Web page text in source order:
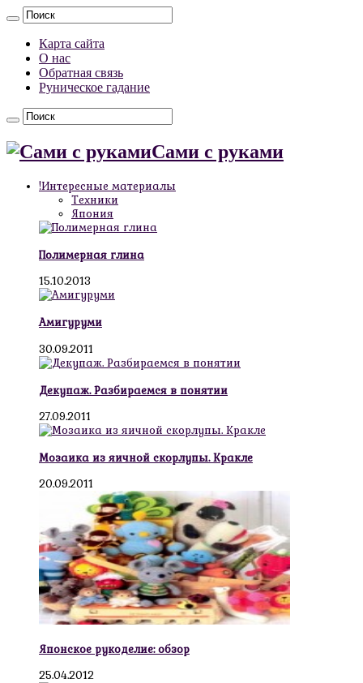
Карта сайта
О нас
Обратная связь
Руническое гадание
Сами с руками
!Интересные материалы
Техники
Япония
Полимерная глина
15.10.2013
Амигуруми
30.09.2011
Декупаж. Разбираемся в понятии
27.09.2011
Мозаика из яичной скорлупы. Кракле
20.09.2011
Японское рукоделие: обзор
25.04.2012